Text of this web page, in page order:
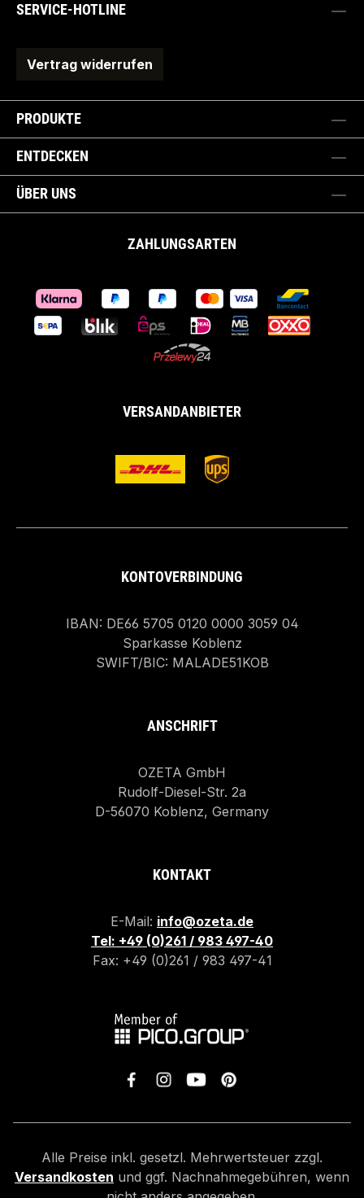
SERVICE-HOTLINE
Vertrag widerrufen
PRODUKTE
ENTDECKEN
ÜBER UNS
ZAHLUNGSARTEN
VERSANDANBIETER
KONTOVERBINDUNG
IBAN: DE66 5705 0120 0000 3059 04
Sparkasse Koblenz
SWIFT/BIC: MALADE51KOB
ANSCHRIFT
OZETA GmbH
Rudolf-Diesel-Str. 2a
D-56070 Koblenz, Germany
KONTAKT
E-Mail: info@ozeta.de
Tel: +49 (0)261 / 983 497-40
Fax: +49 (0)261 / 983 497-41
Alle Preise inkl. gesetzl. Mehrwertsteuer zzgl.
Versandkosten und ggf. Nachnahmegebühren, wenn